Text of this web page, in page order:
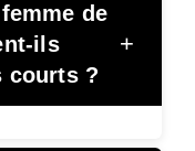
de
ils
courts ?
+